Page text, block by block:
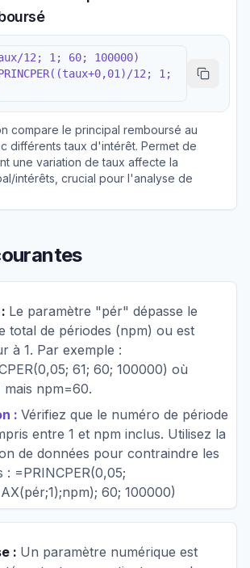
12; 1; 60; 100000)
12; 1;
compare le principal remboursé au
différents taux d'intérêt. Permet de
une variation de taux affecte la
intérêts, crucial pour l'analyse de
Le paramètre "pér" dépasse le
total de périodes (npm) ou est
à 1. Par exemple :
61; 60; 100000) où
mais npm=60.
: Vérifiez que le numéro de période
entre 1 et npm inclus. Utilisez la
de données pour contraindre les
: =PRINCPER(0,05;
60; 100000)
: Un paramètre numérique est